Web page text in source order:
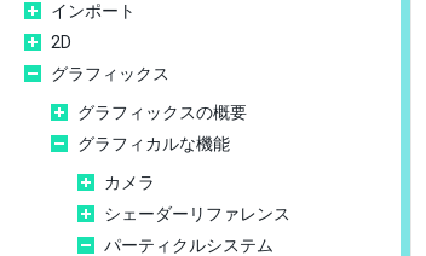
インポート
2D
グラフィックス
グラフィックスの概要
グラフィカルな機能
カメラ
シェーダーリファレンス
パーティクルシステム